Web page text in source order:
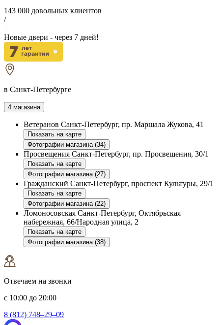
143 000 довольных клиентов
/
Новые двери - через 7 дней!
в Санкт-Петербурге
4 магазина
Ветеранов Санкт-Петербург, пр. Маршала Жукова, 41
Показать на карте
Фотографии магазина (34)
Просвещения Санкт-Петербург, пр. Просвещения, 30/1
Показать на карте
Фотографии магазина (27)
Гражданский Санкт-Петербург, проспект Культуры, 29/1
Показать на карте
Фотографии магазина (22)
Ломоносовская Санкт-Петербург, Октябрьская
набережная, 66/Народная улица, 2
Показать на карте
Фотографии магазина (38)
Отвечаем на звонки
с 10:00 до 20:00
8 (812) 748–29–09